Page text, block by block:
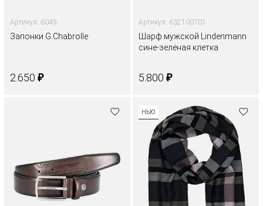
Артикул: 6049
Запонки G.Chabrolle
2.650 ₽
Артикул: 632100701
Шарф мужской Lindenmann
сине-зелёная клетка
5.800 ₽
НЬЮ